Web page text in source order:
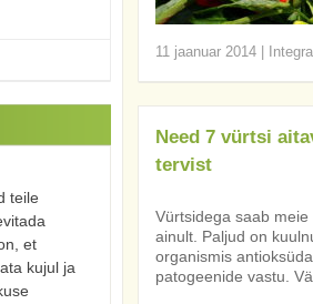
11 jaanuar 2014
Need 7 vürtsi
tervist
Vürtsidega saab
ainult. Paljud on
organismis
patogeenide vastu.
teile
et
kujul ja